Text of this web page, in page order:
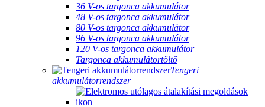
36 V-os targonca akkumulátor
48 V-os targonca akkumulátor
80 V-os targonca akkumulátor
96 V-os targonca akkumulátor
120 V-os targonca akkumulátor
Targonca akkumulátortöltő
Tengeri
akkumulátorrendszer